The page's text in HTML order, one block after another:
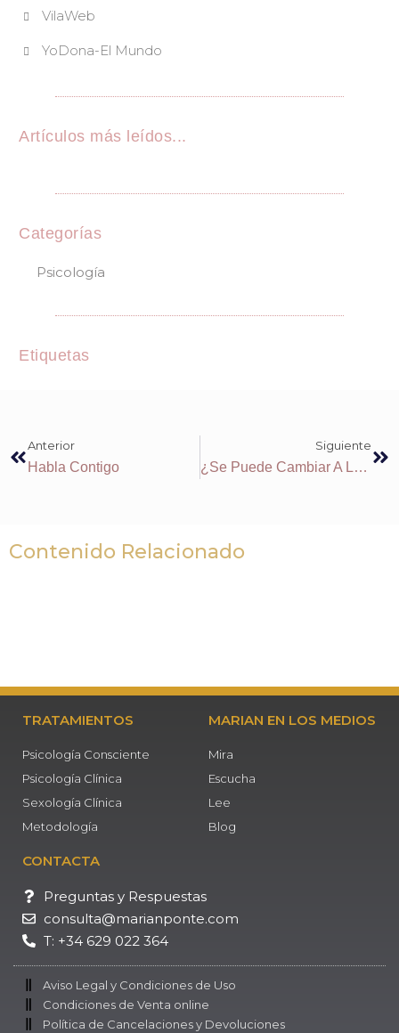
VilaWeb
YoDona-El Mundo
Artículos más leídos...
Categorías
Psicología
Etiquetas
Anterior
Habla Contigo
Siguiente
¿Se Puede Cambiar A La Pareja?
Contenido Relacionado
TRATAMIENTOS
Psicología Consciente
Psicología Clínica
Sexología Clínica
Metodología
MARIAN EN LOS MEDIOS
Mira
Escucha
Lee
Blog
CONTACTA
Preguntas y Respuestas
consulta@marianponte.com
T: +34 629 022 364
Aviso Legal y Condiciones de Uso
Condiciones de Venta online
Política de Cancelaciones y Devoluciones